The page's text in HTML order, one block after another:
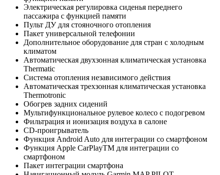
Электрическая регулировка сиденья переднего
пассажира с функцией памяти
Пульт ДУ для стояночного отопления
Пакет универсальной телефонии
Дополнительное оборудование для стран с холодным
климатом
Автоматическая двухзонная климатическая установка
Thermatic
Система отопления независимого действия
Автоматическая трехзонная климатическая установка
Thermotronic
Обогрев задних сидений
Мультифункциональное рулевое колесо с подогревом
Фильтрация и ионизация воздуха в салоне
CD-проигрыватель
Функция Android Auto для интеграции со смартфоном
Функция Apple CarPlayTM для интеграции со
смартфоном
Пакет интеграции смартфона